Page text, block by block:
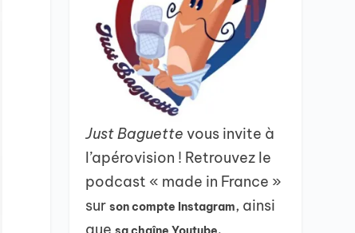
Just Baguettevous invite à
l’apérovision ! Retrouvez le
podcast « made in France »
surson compte Instagram, ainsi